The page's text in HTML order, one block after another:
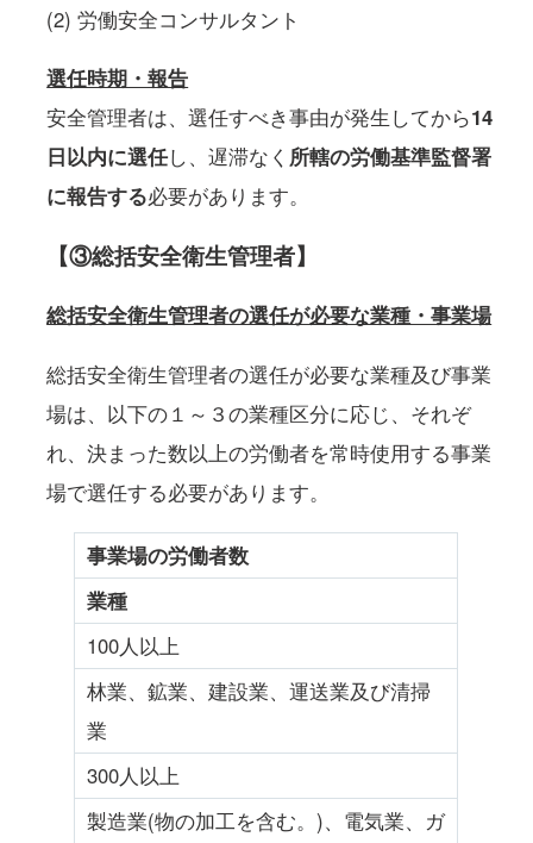
(2) 労働安全コンサルタント
選任時期・報告
安全管理者は、選任すべき事由が発生してから14
日以内に選任し、遅滞なく 所轄の労働基準監督署
に報告する必要があります。
【③総括安全衛生管理者】
総括安全衛生管理者の選任が必要な業種・事業場
総括安全衛生管理者の選任が必要な業種及び事業
場は、以下の１～３の業種区分に応じ、それぞ
れ、決まった数以上の労働者を常時使用する事業
場で選任する必要があります。
事業場の労働者数
業種
100人以上
林業、鉱業、建設業、運送業及び清掃
業
300人以上
製造業(物の加工を含む。)、電気業、ガ